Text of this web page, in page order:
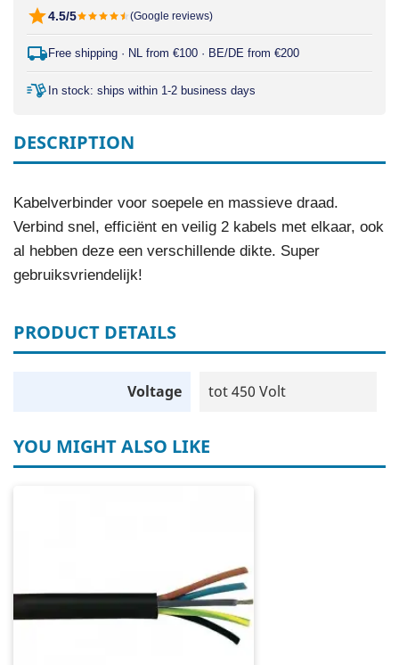
4.5/5 (Google reviews)
Free shipping · NL from €100 · BE/DE from €200
In stock: ships within 1-2 business days
DESCRIPTION
Kabelverbinder voor soepele en massieve draad.
Verbind snel, efficiënt en veilig 2 kabels met elkaar, ook
al hebben deze een verschillende dikte. Super
gebruiksvriendelijk!
PRODUCT DETAILS
Voltage tot 450 Volt
YOU MIGHT ALSO LIKE